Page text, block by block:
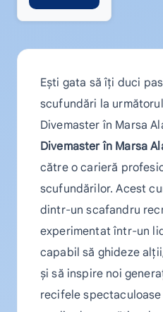
Ești gata să îți duci
scufundări la
Divemaster în Marsa
Divemaster în Marsa
către o carieră
scufundărilor. Acest
dintr-un scafandru
experimentat într-un
capabil să ghideze
și să inspire noi
recifele spectaculoase